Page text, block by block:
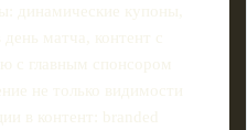
динамические купоны,
матча, контент с
с главным спонсором
не только видимости
в контент: branded